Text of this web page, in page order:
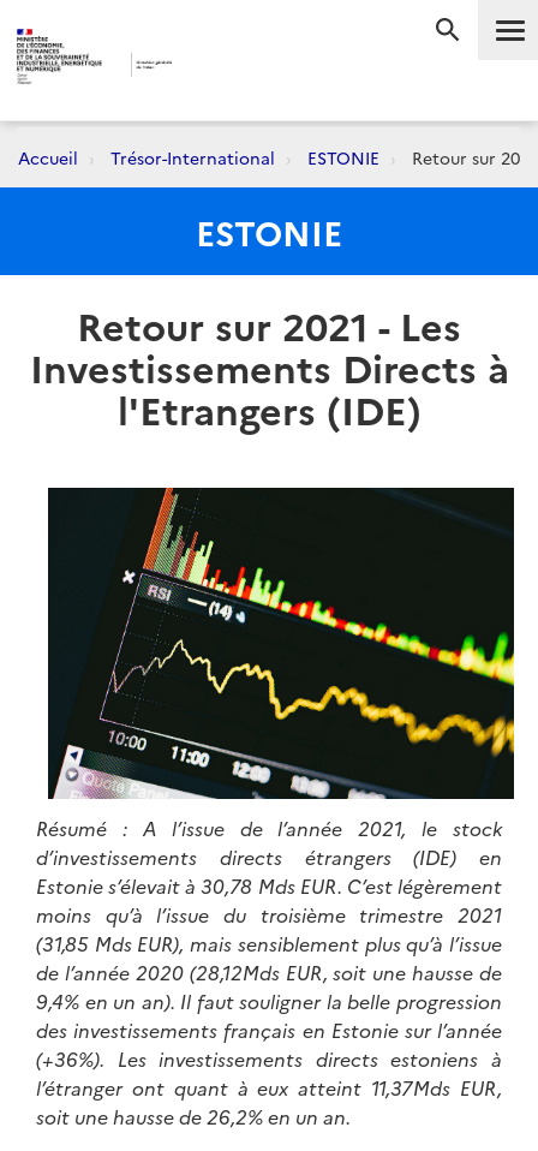
Accueil Trésor-International ESTONIE Retour sur
ESTONIE
Retour sur 2021 - Les
Investissements Directs à
l'Etrangers (IDE)
Résumé : A l’issue de l’année 2021, le stock
d’investissements directs étrangers (IDE) en
Estonie s’élevait à 30,78 Mds EUR. C’est légèrement
moins qu’à l’issue du troisième trimestre 2021
(31,85 Mds EUR), mais sensiblement plus qu’à l’issue
de l’année 2020 (28,12Mds EUR, soit une hausse de
9,4% en un an). Il faut souligner la belle progression
des investissements français en Estonie sur l’année
(+36%). Les investissements directs estoniens à
l’étranger ont quant à eux atteint 11,37Mds EUR,
soit une hausse de 26,2% en un an.